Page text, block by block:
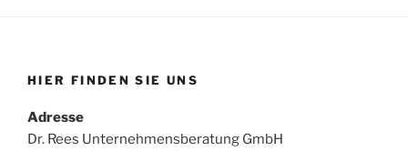
HIER FINDEN SIE UNS
Adresse
Dr. Rees Unternehmensberatung GmbH